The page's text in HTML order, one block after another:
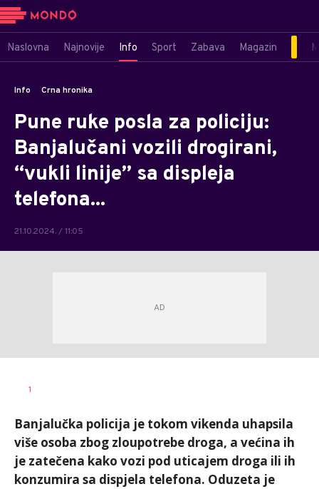
Naslovna Najnovije Info Sport Zabava Magazin
Info Crna hronika
Pune ruke posla za policiju:
Banjalučani vozili drogirani,
“vukli linije” sa displeja
telefona...
21.10.2024. / 11:05
AUTOR
1
Banjalučka policija je tokom vikenda uhapsila
više osoba zbog zloupotrebe droga, a većina ih
je zatečena kako vozi pod uticajem droga ili ih
konzumira sa dispjela telefona. Oduzeta je